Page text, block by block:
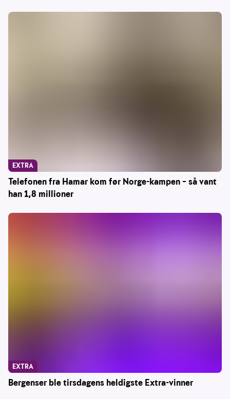
Telefonen fra Hamar kom før Norge-kampen – så vant
han 1,8 millioner
EXTRA
Bergenser ble tirsdagens heldigste Extra-vinner
EXTRA